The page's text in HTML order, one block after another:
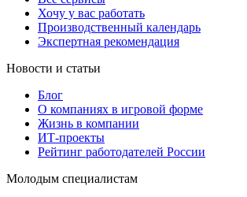
Хочу у вас работать
Производственный календарь
Экспертная рекомендация
Новости и статьи
Блог
О компаниях в игровой форме
Жизнь в компании
ИТ-проекты
Рейтинг работодателей России
Молодым специалистам